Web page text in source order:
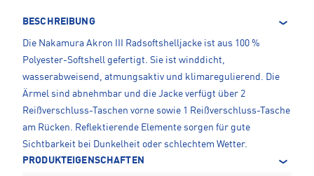
BESCHREIBUNG
Die Nakamura Akron III Radsoftshelljacke ist aus 100 %
Polyester-Softshell gefertigt. Sie ist winddicht,
wasserabweisend, atmungsaktiv und klimaregulierend. Die
Ärmel sind abnehmbar und die Jacke verfügt über 2
Reißverschluss-Taschen vorne sowie 1 Reißverschluss-Tasche
am Rücken. Reflektierende Elemente sorgen für gute
Sichtbarkeit bei Dunkelheit oder schlechtem Wetter.
PRODUKTEIGENSCHAFTEN